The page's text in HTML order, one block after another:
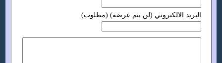
البريد الالكتروني (لن يتم عرضه) (مطلوب)